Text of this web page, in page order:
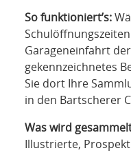
So funktioniert’s:
Garageneinfahrt
gekennzeichnetes
Sie dort Ihre
in den Bartscherer
Was wird
Illustrierte,